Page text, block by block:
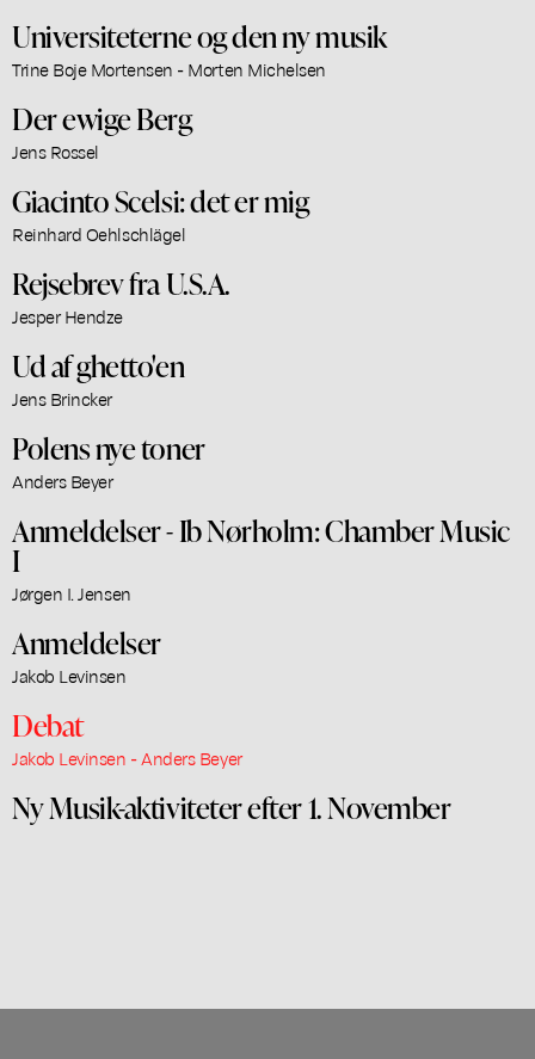
Universiteterne og den ny musik
Trine Boje Mortensen - Morten Michelsen
Der ewige Berg
Jens Rossel
Giacinto Scelsi: det er mig
Reinhard Oehlschlägel
Rejsebrev fra U.S.A.
Jesper Hendze
Ud af ghetto'en
Jens Brincker
Polens nye toner
Anders Beyer
Anmeldelser - Ib Nørholm: Chamber Music
I
Jørgen I. Jensen
Anmeldelser
Jakob Levinsen
Debat
Jakob Levinsen - Anders Beyer
Ny Musik-aktiviteter efter 1. November